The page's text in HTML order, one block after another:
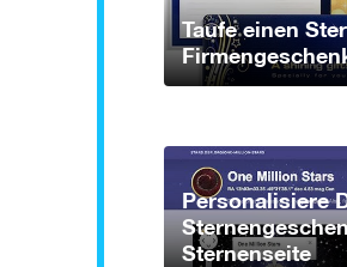
Taufe einen
Personalisiere
Sternenseite